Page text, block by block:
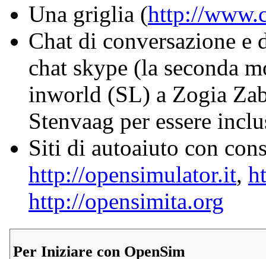
Una griglia (http://
Chat di conversazione e
chat skype (la seconda
inworld (SL) a Zogia
Stenvaag per essere
Siti di autoaiuto con
http://opensimulator.it,
http://opensimita.org
Per Iniziare con OpenSim